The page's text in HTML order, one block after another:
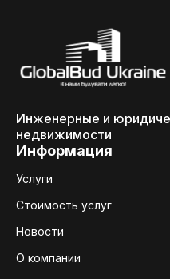
Инженерные и
недвижимости
Информация
Услуги
Стоимость услуг
Новости
О компании